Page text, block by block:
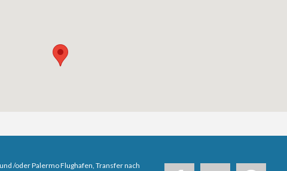
/oder Palermo Flughafen, Transfer nach